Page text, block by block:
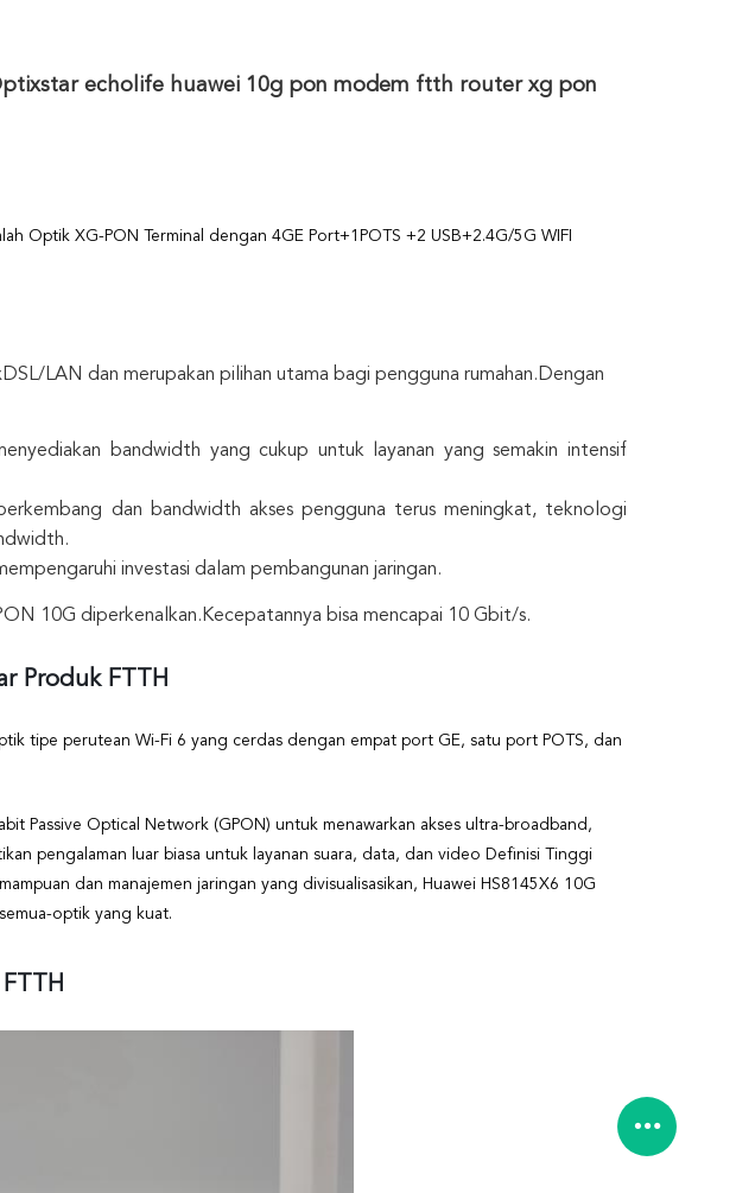
echolife huawei 10g pon modem ftth router xg pon
Optik XG-PON Terminal dengan 4GE Port+1POTS +2 USB+2.4G/5G WIFI
LAN dan merupakan pilihan utama bagi pengguna rumahan.Dengan
bandwidth yang cukup untuk layanan yang semakin intensif
dan bandwidth akses pengguna terus meningkat, teknologi
investasi dalam pembangunan jaringan.
10G diperkenalkan.Kecepatannya bisa mencapai 10 Gbit/s.
Produk FTTH
tipe perutean Wi-Fi 6 yang cerdas dengan empat port GE, satu port POTS, dan
Passive Optical Network (GPON) untuk menawarkan akses ultra-broadband,
pengalaman luar biasa untuk layanan suara, data, dan video Definisi Tinggi
dan manajemen jaringan yang divisualisasikan, Huawei HS8145X6 10G
optik yang kuat.